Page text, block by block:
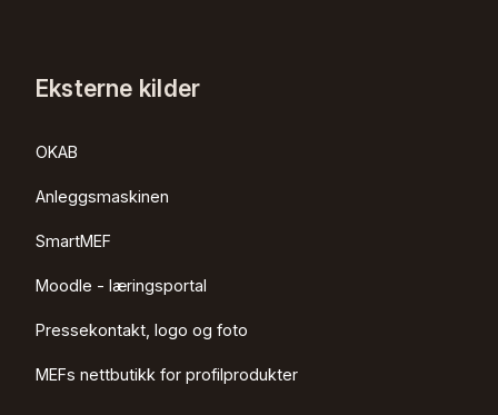
Eksterne kilder
OKAB
Anleggsmaskinen
SmartMEF
Moodle - læringsportal
Pressekontakt, logo og foto
MEFs nettbutikk for profilprodukter